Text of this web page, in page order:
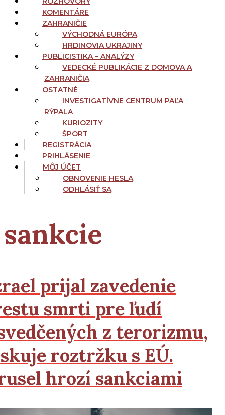
KOMENTÁRE
ZAHRANIČIE
VÝCHODNÁ EURÓPA
HRDINOVIA UKRAJINY
PUBLICISTIKA – ANALÝZY
VEDECKÉ PUBLIKÁCIE Z DOMOVA A
ZAHRANIČIA
OSTATNÉ
INVESTIGATÍVNE CENTRUM PAĽA
RÝPALA
KURIOZITY
ŠPORT
REGISTRÁCIA
PRIHLÁSENIE
MÔJ ÚČET
OBNOVENIE HESLA
ODHLÁSIŤ SA
sankcie
prijal zavedenie
smrti pre ľudí
z terorizmu,
roztržku s EÚ.
hrozí sankciami